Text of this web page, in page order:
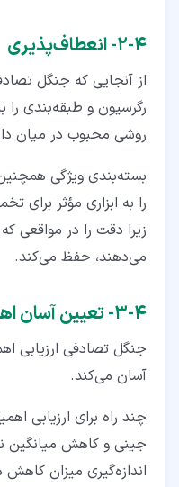
۴‏-‏۲‏- انعطاف‌پذیری
از آنجایی‌ که جنگل
رگرسیون و طبقه‌بندی را
روشی محبوب در میان
بسته‌بندی ویژگی
را به ابزاری مؤثر برای
زیرا دقت را در مواقعی
می‌دهند، حفظ می‌کند.
۴‏-‏۳‏- تعیین آسان اهمیت ویژگی
جنگل تصادفی ارزیابی
آسان می‌کند.
چند راه برای ارزیابی
اندازه‌گیری میزان